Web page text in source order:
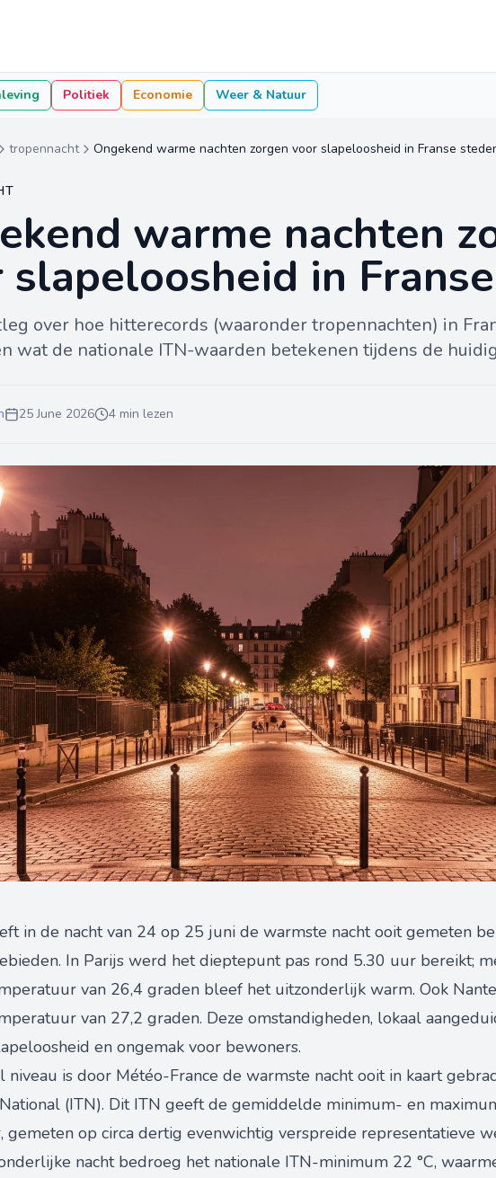
Politiek Economie Weer & Natuur
tropennacht Ongekend warme nachten zorgen voor slapeloosheid in Franse
warme nachten
slapeloosheid in
over hoe hitterecords (waaronder tropennachten) in
wat de nationale ITN-waarden betekenen tijdens de
25 June 2026 4 min lezen
in de nacht van 24 op 25 juni de warmste nacht ooit gemeten
In Parijs werd het dieptepunt pas rond 5.30 uur bereikt;
van 26,4 graden bleef het uitzonderlijk warm. Ook
van 27,2 graden. Deze omstandigheden, lokaal
en ongemak voor bewoners.
niveau is door Météo-France de warmste nacht ooit in kaart
(ITN). Dit ITN geeft de gemiddelde minimum- en
gemeten op circa dertig evenwichtig verspreide representatieve
nacht bedroeg het nationale ITN-minimum 22 °C,